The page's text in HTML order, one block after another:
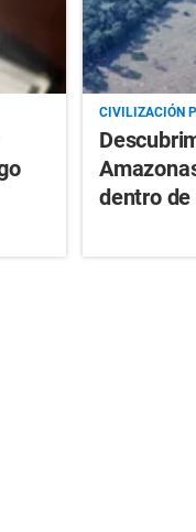
CIVILIZACIÓN
dentro